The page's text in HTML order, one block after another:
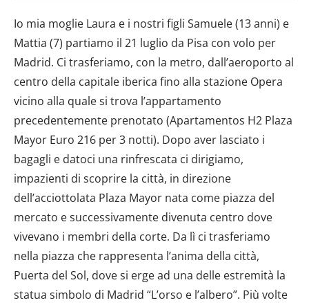
Io mia moglie Laura e i nostri figli Samuele (13 anni) e
Mattia (7) partiamo il 21 luglio da Pisa con volo per
Madrid. Ci trasferiamo, con la metro, dall’aeroporto al
centro della capitale iberica fino alla stazione Opera
vicino alla quale si trova l’appartamento
precedentemente prenotato (Apartamentos H2 Plaza
Mayor Euro 216 per 3 notti). Dopo aver lasciato i
bagagli e datoci una rinfrescata ci dirigiamo,
impazienti di scoprire la città, in direzione
dell’acciottolata Plaza Mayor nata come piazza del
mercato e successivamente divenuta centro dove
vivevano i membri della corte. Da lì ci trasferiamo
nella piazza che rappresenta l’anima della città,
Puerta del Sol, dove si erge ad una delle estremità la
statua simbolo di Madrid “L’orso e l’albero”. Più volte